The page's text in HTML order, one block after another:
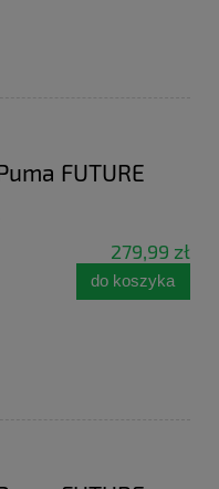
FUTURE
279,99 zł
do koszyka